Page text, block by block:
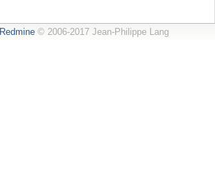
Redmine© 2006-2017 Jean-Philippe Lang